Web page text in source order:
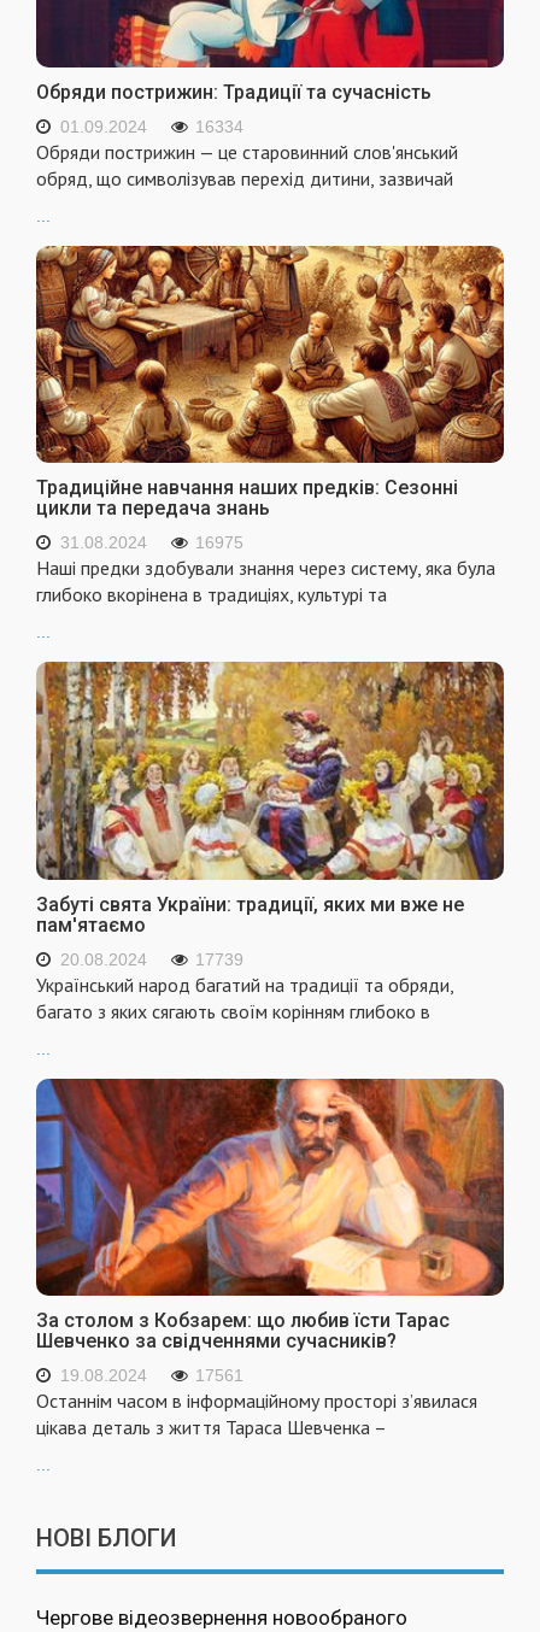
Обряди пострижин: Традиції та сучасність
01.09.2024 16334
Обряди пострижин — це старовинний слов'янський
обряд, що символізував перехід дитини, зазвичай
Традиційне навчання наших предків: Сезонні
цикли та передача знань
31.08.2024 16975
Наші предки здобували знання через систему, яка була
глибоко вкорінена в традиціях, культурі та
...
Забуті свята України: традиції, яких ми вже не
пам'ятаємо
20.08.2024 17739
Український народ багатий на традиції та обряди,
багато з яких сягають своїм корінням глибоко в
За столом з Кобзарем: що любив їсти Тарас
Шевченко за свідченнями сучасників?
19.08.2024 17561
Останнім часом в інформаційному просторі з’явилася
цікава деталь з життя Тараса Шевченка –
НОВІ БЛОГИ
Чергове відеозвернення новообраного